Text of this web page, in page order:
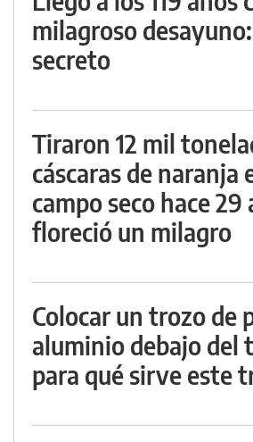
milagroso
secreto
Tiraron 12 mil
cáscaras de naranja
campo seco hace 29
floreció un milagro
Colocar un trozo de
aluminio debajo del
para qué sirve este